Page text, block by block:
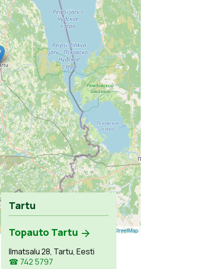
Leaflet OpenStreetMap
Tartu
Topauto Tartu
Ilmatsalu 28, Tartu, Eesti
☎ 742 5797